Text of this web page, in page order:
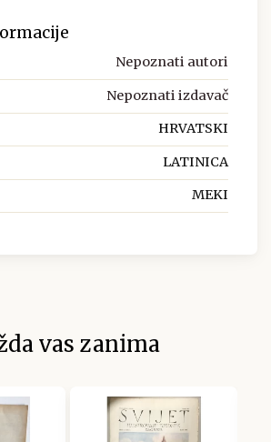
Nepoznati autori
Nepoznati izdavač
HRVATSKI
LATINICA
MEKI
vas zanima